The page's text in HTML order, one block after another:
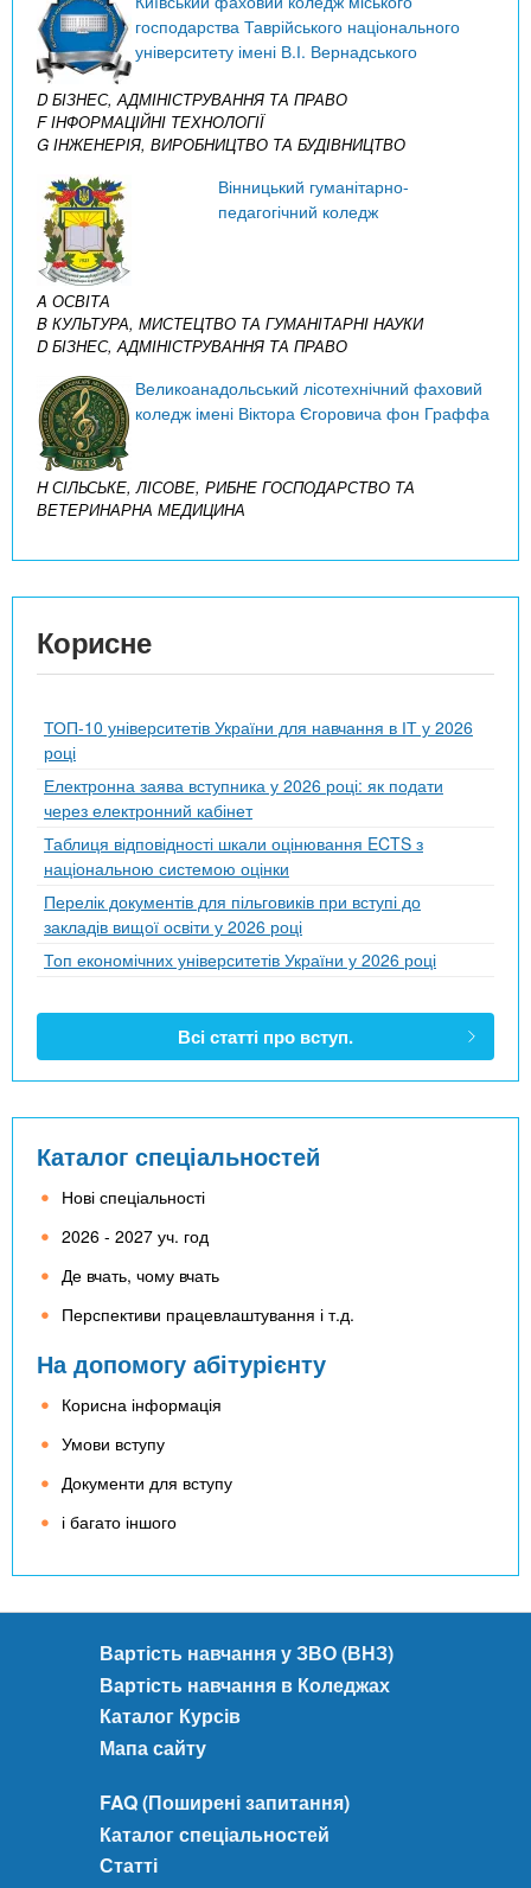
господарства Таврійського національного
університету імені В.І. Вернадського
D БІЗНЕС, АДМІНІСТРУВАННЯ ТА ПРАВО
F ІНФОРМАЦІЙНІ ТЕХНОЛОГІЇ
G ІНЖЕНЕРІЯ, ВИРОБНИЦТВО ТА БУДІВНИЦТВО
Вінницький гуманітарно-
педагогічний коледж
A ОСВІТА
B КУЛЬТУРА, МИСТЕЦТВО ТА ГУМАНІТАРНІ НАУКИ
D БІЗНЕС, АДМІНІСТРУВАННЯ ТА ПРАВО
Великоанадольський лісотехнічний фаховий
коледж імені Віктора Єгоровича фон Граффа
H СІЛЬСЬКЕ, ЛІСОВЕ, РИБНЕ ГОСПОДАРСТВО ТА
ВЕТЕРИНАРНА МЕДИЦИНА
Корисне
ТОП-10 університетів України для навчання в ІТ у 2026
році
Електронна заява вступника у 2026 році: як подати
через електронний кабінет
Таблиця відповідності шкали оцінювання ECTS з
національною системою оцінки
Перелік документів для пільговиків при вступі до
закладів вищої освіти у 2026 році
Топ економічних університетів України у 2026 році
Всі статті про вступ.
Каталог спеціальностей
Нові спеціальності
2026 - 2027 уч. год
Де вчать, чому вчать
Перспективи працевлаштування і т.д.
На допомогу абітурієнту
Корисна інформація
Умови вступу
Документи для вступу
і багато іншого
Вартість навчання у ЗВО (ВНЗ)
Вартість навчання в Коледжах
Каталог Курсів
Мапа сайту
FAQ (Поширені запитання)
Каталог спеціальностей
Статті